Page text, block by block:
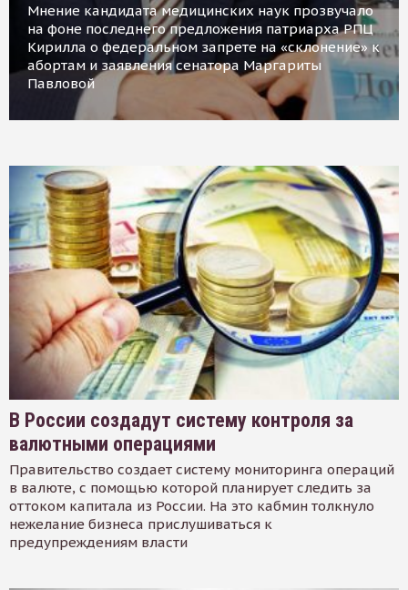
Мнение кандидата медицинских наук прозвучало
на фоне последнего предложения патриарха РПЦ
Кирилла о федеральном запрете на «склонение» к
абортам и заявления сенатора Маргариты
Павловой
В России создадут систему контроля за
валютными операциями
Правительство создает систему мониторинга операций
в валюте, с помощью которой планирует следить за
оттоком капитала из России. На это кабмин толкнуло
нежелание бизнеса прислушиваться к
предупреждениям власти